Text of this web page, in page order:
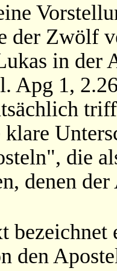
der Zwölf
in der
Apg 1,
die
denen
bezeichnet
den